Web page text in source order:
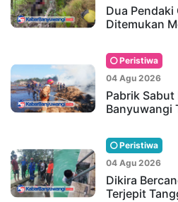
Dua
Ditemukan
Peristiwa
04 Agu 2026
Pabrik
Banyuwangi
Peristiwa
04 Agu 2026
Dikira
Terjepit